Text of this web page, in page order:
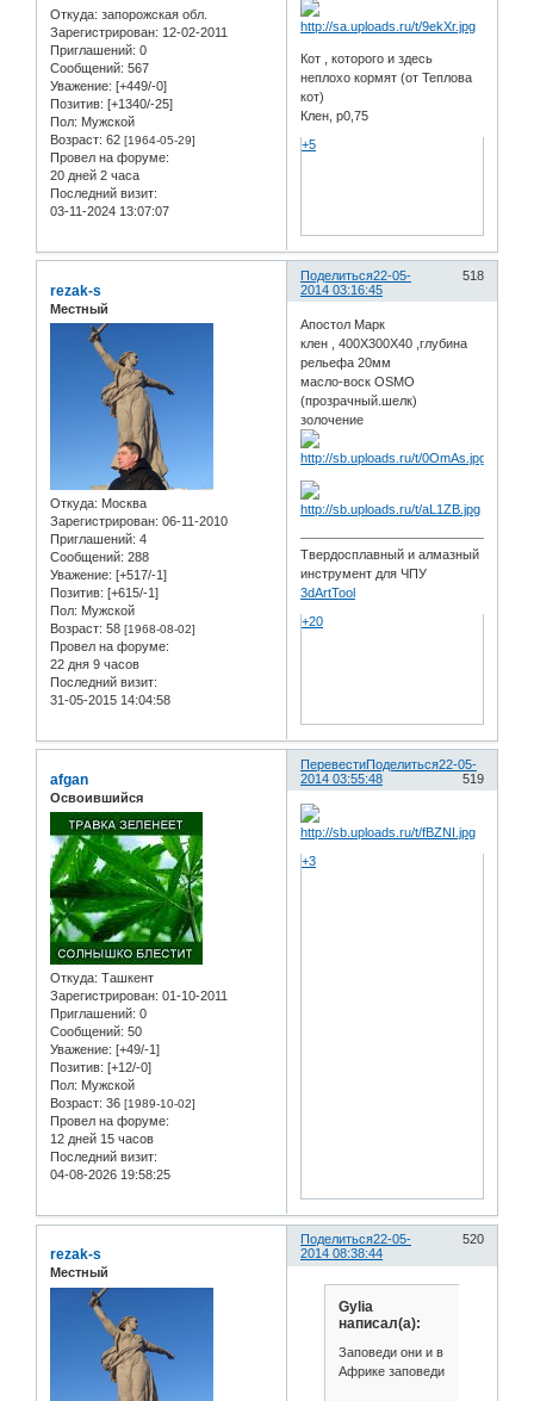
Откуда: запорожская обл.
Зарегистрирован: 12-02-2011
Приглашений: 0
Сообщений: 567
Уважение: [+449/-0]
Позитив: [+1340/-25]
Пол: Мужской
Возраст: 62 [1964-05-29]
Провел на форуме:
20 дней 2 часа
Последний визит:
03-11-2024 13:07:07
Кот , которого и здесь
неплохо кормят (от Теплова
кот)
Клен, р0,75
+5
Поделиться 518
22-05-
2014 03:16:45
rezak-s
Местный
Откуда: Москва
Зарегистрирован: 06-11-2010
Приглашений: 4
Сообщений: 288
Уважение: [+517/-1]
Позитив: [+615/-1]
Пол: Мужской
Возраст: 58 [1968-08-02]
Провел на форуме:
22 дня 9 часов
Последний визит:
31-05-2015 14:04:58
Апостол Марк
клен , 400Х300Х40 ,глубина
рельефа 20мм
масло-воск OSMO
(прозрачный.шелк)
золочение
Твердосплавный и алмазный
инструмент для ЧПУ
3dArtTool
+20
ПеревестиПоделиться
519
22-05-
2014 03:55:48
afgan
Освоившийся
Откуда: Ташкент
Зарегистрирован: 01-10-2011
Приглашений: 0
Сообщений: 50
Уважение: [+49/-1]
Позитив: [+12/-0]
Пол: Мужской
Возраст: 36 [1989-10-02]
Провел на форуме:
12 дней 15 часов
Последний визит:
04-08-2026 19:58:25
+3
Поделиться 520
22-05-
2014 08:38:44
rezak-s
Местный
Gylia
написал(а):
Заповеди они и в
Африке заповеди